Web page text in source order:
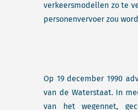
verkeersmodellen zo te
personenvervoer zou
Op 19 december 1990
van de Waterstaat. In
van het wegennet,